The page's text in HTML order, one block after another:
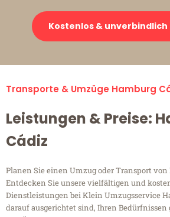
Kostenlos &
Transporte & Umzüge Hamburg
Leistungen & Preise:
Cádiz
Planen Sie einen Umzug oder Transport
Entdecken Sie unsere vielfältigen und
Dienstleistungen bei Klein Umzugsservice
darauf ausgerichtet sind, Ihren